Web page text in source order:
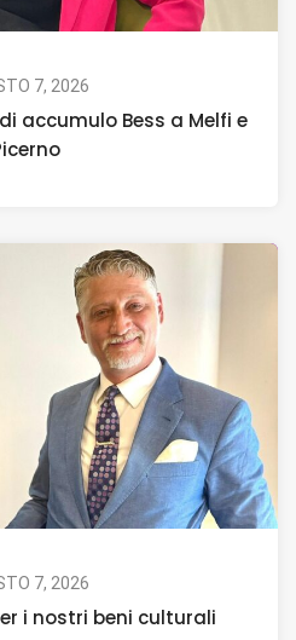
7, 2026
accumulo Bess a Melfi e
7, 2026
i nostri beni culturali